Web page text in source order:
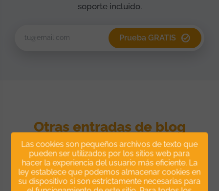
Las cookies son pequeños archivos de texto que
pueden ser utilizados por los sitios web para
hacer la experiencia del usuario más eficiente. La
ley establece que podemos almacenar cookies en
su dispositivo si son estrictamente necesarias para
soporte incluido.
Prueba GRATIS
Otras entradas de blog